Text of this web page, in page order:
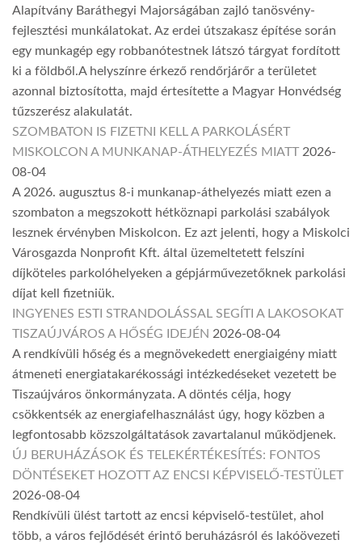
Alapítvány Baráthegyi Majorságában zajló tanösvény-
fejlesztési munkálatokat. Az erdei útszakasz építése során
egy munkagép egy robbanótestnek látszó tárgyat fordított
ki a földből.A helyszínre érkező rendőrjárőr a területet
azonnal biztosította, majd értesítette a Magyar Honvédség
tűzszerész alakulatát.
SZOMBATON IS FIZETNI KELL A PARKOLÁSÉRT
MISKOLCON A MUNKANAP-ÁTHELYEZÉS MIATT 2026-
08-04
A 2026. augusztus 8-i munkanap-áthelyezés miatt ezen a
szombaton a megszokott hétköznapi parkolási szabályok
lesznek érvényben Miskolcon. Ez azt jelenti, hogy a Miskolci
Városgazda Nonprofit Kft. által üzemeltetett felszíni
díjköteles parkolóhelyeken a gépjárművezetőknek parkolási
díjat kell fizetniük.
INGYENES ESTI STRANDOLÁSSAL SEGÍTI A LAKOSOKAT
TISZAÚJVÁROS A HŐSÉG IDEJÉN 2026-08-04
A rendkívüli hőség és a megnövekedett energiaigény miatt
átmeneti energiatakarékossági intézkedéseket vezetett be
Tiszaújváros önkormányzata. A döntés célja, hogy
csökkentsék az energiafelhasználást úgy, hogy közben a
legfontosabb közszolgáltatások zavartalanul működjenek.
ÚJ BERUHÁZÁSOK ÉS TELEKÉRTÉKESÍTÉS: FONTOS
DÖNTÉSEKET HOZOTT AZ ENCSI KÉPVISELŐ-TESTÜLET
2026-08-04
Rendkívüli ülést tartott az encsi képviselő-testület, ahol
több, a város fejlődését érintő beruházásról és lakóövezeti